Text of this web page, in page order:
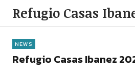
Refugio Casas
NEWS
Refugio Casas Ibanez